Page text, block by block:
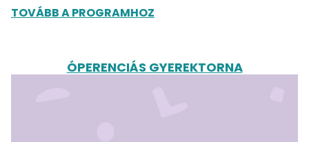
TOVÁBB A PROGRAMHOZ
ÓPERENCIÁS GYEREKTORNA